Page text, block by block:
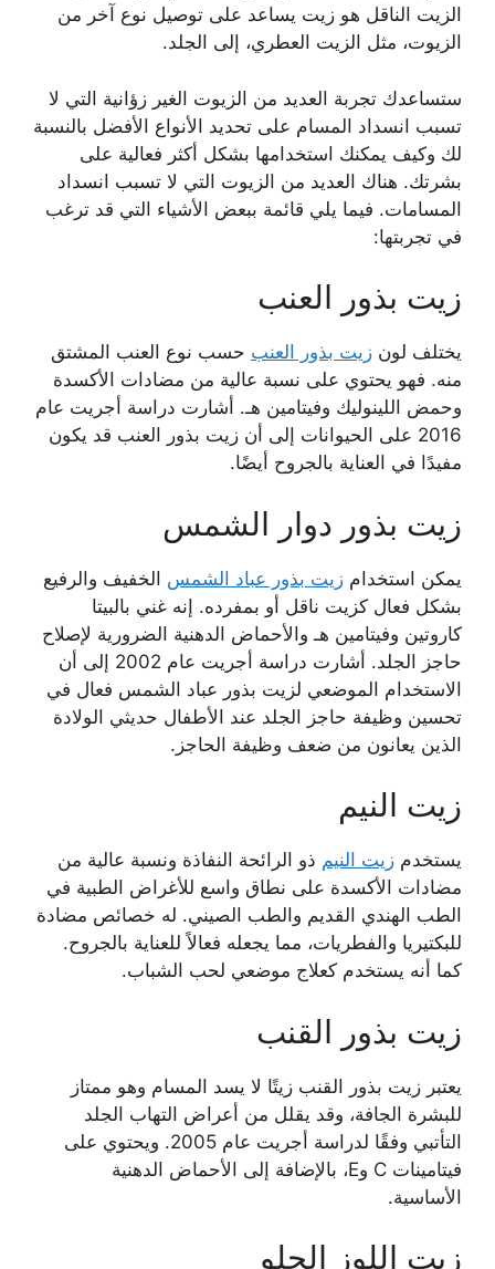
الزيت الناقل هو زيت يساعد على توصيل نوع آخر من
الزيوت، مثل الزيت العطري، إلى الجلد.
ستساعدك تجربة العديد من الزيوت الغير زؤانية التي لا
تسبب انسداد المسام على تحديد الأنواع الأفضل بالنسبة
لك وكيف يمكنك استخدامها بشكل أكثر فعالية على
بشرتك. هناك العديد من الزيوت التي لا تسبب انسداد
المسامات. فيما يلي قائمة ببعض الأشياء التي قد ترغب
في تجربتها:
زيت بذور العنب
يختلف لون زيت بذور العنب حسب نوع العنب المشتق
منه. فهو يحتوي على نسبة عالية من مضادات الأكسدة
وحمض اللينوليك وفيتامين هـ. أشارت دراسة أجريت عام
2016 على الحيوانات إلى أن زيت بذور العنب قد يكون
مفيدًا في العناية بالجروح أيضًا.
زيت بذور دوار الشمس
يمكن استخدام زيت بذور عباد الشمس الخفيف والرفيع
بشكل فعال كزيت ناقل أو بمفرده. إنه غني بالبيتا
كاروتين وفيتامين هـ والأحماض الدهنية الضرورية لإصلاح
حاجز الجلد. أشارت دراسة أجريت عام 2002 إلى أن
الاستخدام الموضعي لزيت بذور عباد الشمس فعال في
تحسين وظيفة حاجز الجلد عند الأطفال حديثي الولادة
الذين يعانون من ضعف وظيفة الحاجز.
زيت النيم
يستخدم زيت النيم ذو الرائحة النفاذة ونسبة عالية من
مضادات الأكسدة على نطاق واسع للأغراض الطبية في
الطب الهندي القديم والطب الصيني. له خصائص مضادة
للبكتيريا والفطريات، مما يجعله فعالاً للعناية بالجروح.
كما أنه يستخدم كعلاج موضعي لحب الشباب.
زيت بذور القنب
يعتبر زيت بذور القنب زيتًا لا يسد المسام وهو ممتاز
للبشرة الجافة، وقد يقلل من أعراض التهاب الجلد
التأتبي وفقًا لدراسة أجريت عام 2005. ويحتوي على
فيتامينات C وE، بالإضافة إلى الأحماض الدهنية
الأساسية.
زيت اللوز الحلو